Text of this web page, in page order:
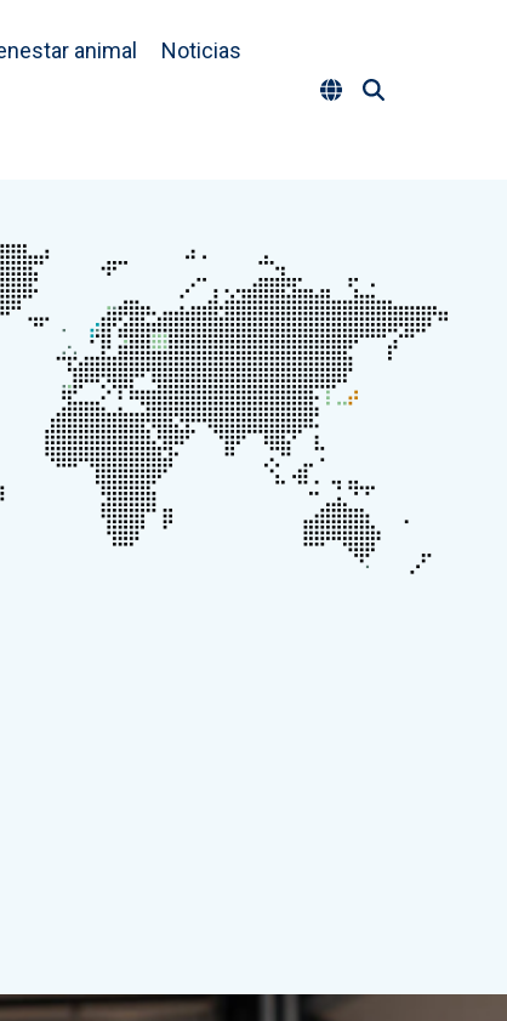
animal Noticias